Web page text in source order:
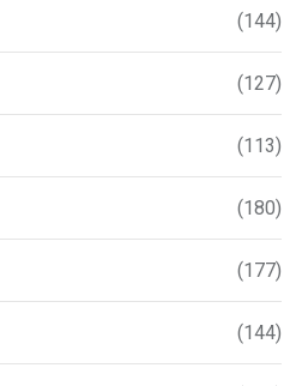
(144)
(127)
(113)
(180)
(177)
(144)